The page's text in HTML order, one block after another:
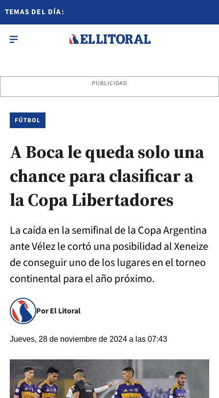
TEMAS DEL DÍA:
PUBLICIDAD
FÚTBOL
A Boca le queda solo una
chance para clasificar a
la Copa Libertadores
La caída en la semifinal de la Copa Argentina
ante Vélez le cortó una posibilidad al Xeneize
de conseguir uno de los lugares en el torneo
continental para el año próximo.
Por El Litoral
Jueves, 28 de noviembre de 2024 a las 07:43